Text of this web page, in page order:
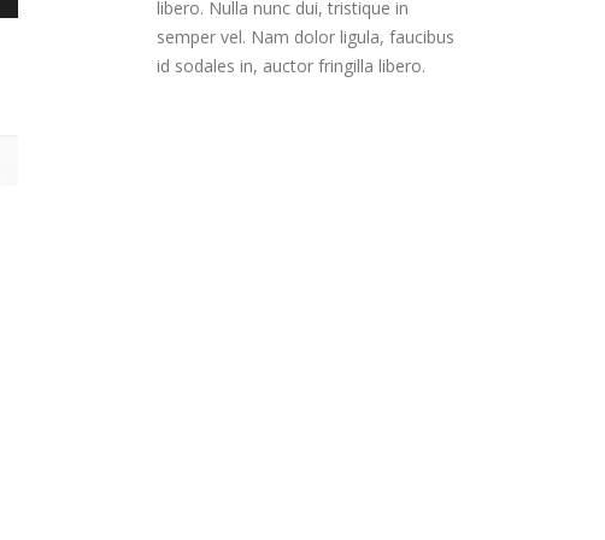
libero. Nulla nunc dui, tristique in
semper vel. Nam dolor ligula, faucibus
id sodales in, auctor fringilla libero.